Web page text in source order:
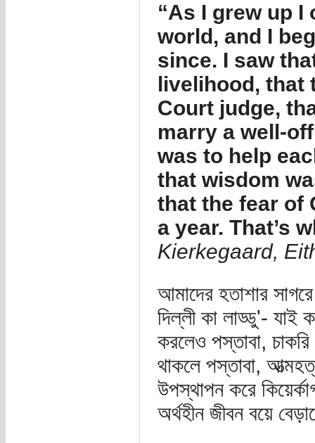
“As I grew up I
world, and I
since. I saw
livelihood, that
Court judge,
marry a well-
was to help
that wisdom
that the fear of
a year. That’s
Kierkegaard,
আমাদের হতাশার
দিল্লী কা লাড্ডু'- যাই
করলেও পস্তাবা,
থাকলে পস্তাবা,
উপস্থাপন করে
অর্থহীন জীবন বয়ে